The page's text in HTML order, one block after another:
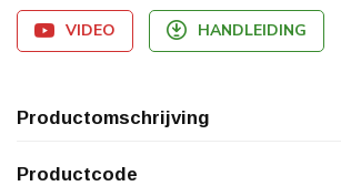
VIDEO HANDLEIDING
Productomschrijving
Productcode